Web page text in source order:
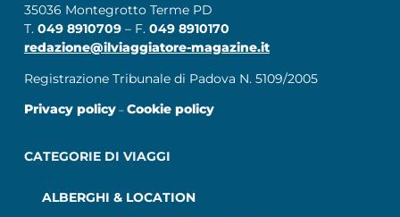
35036 Montegrotto Terme PD
T. 049 8910709 – F. 049 8910170
redazione@ilviaggiatore-magazine.it
Registrazione Tribunale di Padova N. 5109/2005
Privacy policy– Cookie policy
CATEGORIE DI VIAGGI
ALBERGHI & LOCATION